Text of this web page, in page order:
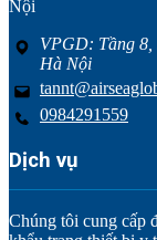
Nội
VPGD: Tầng 8,
Hà Nội
0984291559
Dịch vụ
Chúng tôi cung cấp